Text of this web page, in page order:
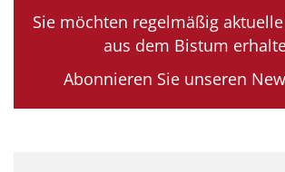
Sie möchten regelmäßig
aus dem Bistum
Abonnieren Sie unseren